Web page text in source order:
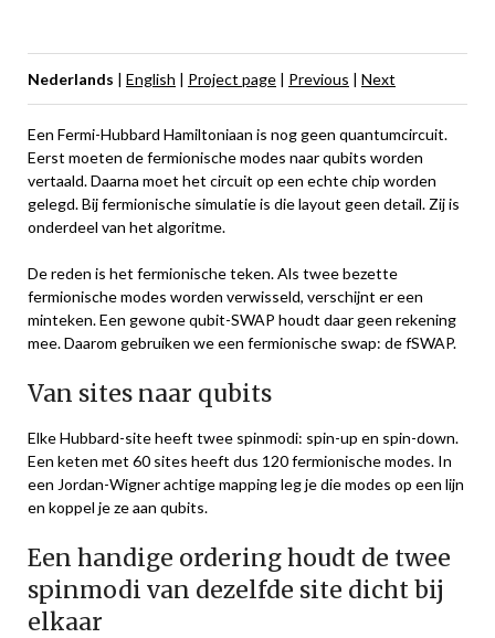
Nederlands | English | Project page | Previous | Next
Een Fermi-Hubbard Hamiltoniaan is nog geen quantumcircuit.
Eerst moeten de fermionische modes naar qubits worden
vertaald. Daarna moet het circuit op een echte chip worden
gelegd. Bij fermionische simulatie is die layout geen detail. Zij is
onderdeel van het algoritme.
De reden is het fermionische teken. Als twee bezette
fermionische modes worden verwisseld, verschijnt er een
minteken. Een gewone qubit-SWAP houdt daar geen rekening
mee. Daarom gebruiken we een fermionische swap: de fSWAP.
Van sites naar qubits
Elke Hubbard-site heeft twee spinmodi: spin-up en spin-down.
Een keten met 60 sites heeft dus 120 fermionische modes. In
een Jordan-Wigner achtige mapping leg je die modes op een lijn
en koppel je ze aan qubits.
Een handige ordering houdt de twee
spinmodi van dezelfde site dicht bij
elkaar